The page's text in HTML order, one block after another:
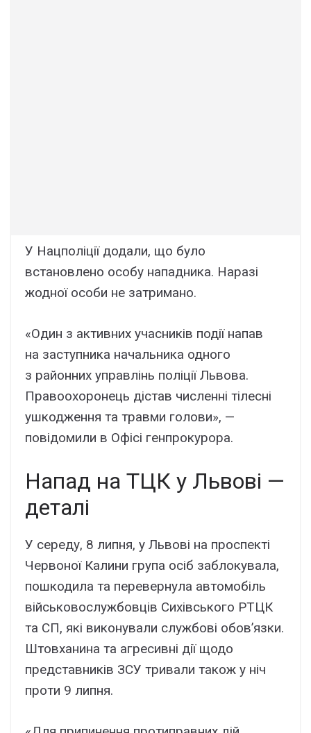
У Нацполіції додали, що було
встановлено особу нападника. Наразі
жодної особи не затримано.
«Один з активних учасників події напав
на заступника начальника одного
з районних управлінь поліції Львова.
Правоохоронець дістав численні тілесні
ушкодження та травми голови», —
повідомили в Офісі генпрокурора.
Напад на ТЦК у Львові —
деталі
У середу, 8 липня, у Львові на проспекті
Червоної Калини група осіб заблокувала,
пошкодила та перевернула автомобіль
військовослужбовців Сихівського РТЦК
та СП, які виконували службові обов’язки.
Штовханина та агресивні дії щодо
представників ЗСУ тривали також у ніч
проти 9 липня.